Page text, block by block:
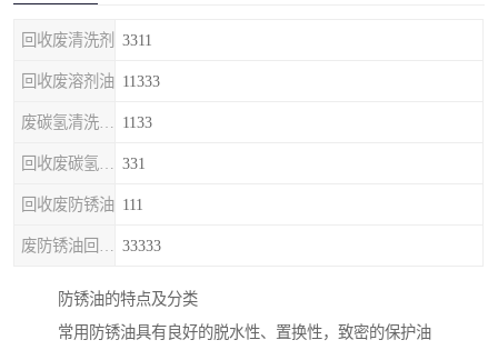
回收废清洗剂 3311
回收废溶剂油 11333
1133
331
回收废防锈油 111
33333
防锈油的特点及分类
常用防锈油具有良好的脱水性、置换性，致密的保护油